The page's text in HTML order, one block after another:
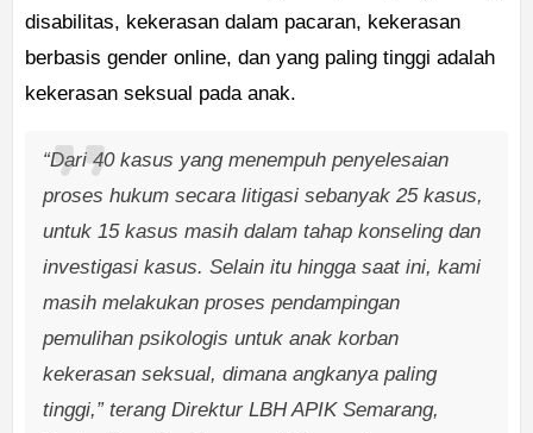
disabilitas, kekerasan dalam pacaran, kekerasan
berbasis gender online, dan yang paling tinggi adalah
kekerasan seksual pada anak.
“Dari 40 kasus yang menempuh penyelesaian
proses hukum secara litigasi sebanyak 25 kasus,
untuk 15 kasus masih dalam tahap konseling dan
investigasi kasus. Selain itu hingga saat ini, kami
masih melakukan proses pendampingan
pemulihan psikologis untuk anak korban
kekerasan seksual, dimana angkanya paling
tinggi,” terang Direktur LBH APIK Semarang,